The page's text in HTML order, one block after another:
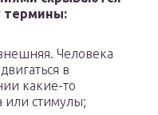
термины:
Человека
в
какие-то
или стимулы;